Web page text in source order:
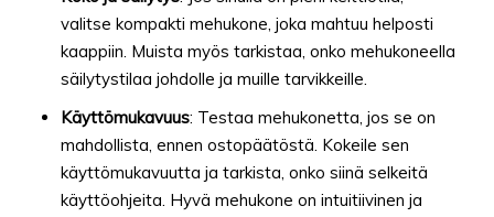
valitse kompakti mehukone, joka mahtuu helposti
kaappiin. Muista myös tarkistaa, onko mehukoneella
säilytystilaa johdolle ja muille tarvikkeille.
Käyttömukavuus: Testaa mehukonetta, jos se on
mahdollista, ennen ostopäätöstä. Kokeile sen
käyttömukavuutta ja tarkista, onko siinä selkeitä
käyttöohjeita. Hyvä mehukone on intuitiivinen ja